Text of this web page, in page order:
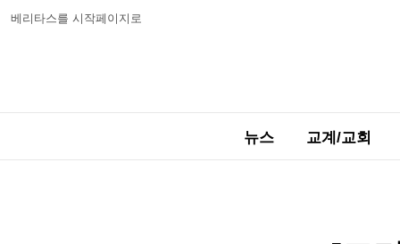
베리타스를 시작페이지로
뉴스 교계/교회